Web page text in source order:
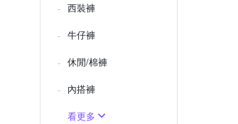
西裝褲
牛仔褲
休閒/棉褲
內搭褲
看更多